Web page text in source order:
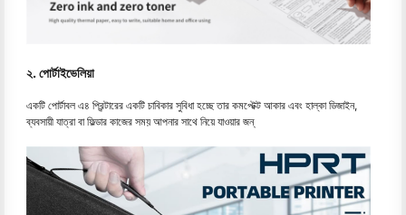
২. পোর্টাইভেলিয়া
একটি পোর্টাবল এ৪ প্রিন্টারের একটি চাবিকার সুবিধা হচ্ছে তার কমপ্টেক্ট আকার এবং হাল্কা ডিজাইন,
ব্যবসায়ী যাত্রা বা ফিল্ডার কাজের সময় আপনার সাথে নিয়ে যাওয়ার জন্